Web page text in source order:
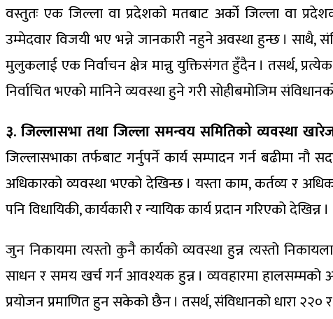
वस्तुतः एक जिल्ला वा प्रदेशको मतबाट अर्को जिल्ला वा
उम्मेदवार विजयी भए भन्ने जानकारी नहुने अवस्था हुन्छ । साथै,
मुलुकलाई एक निर्वाचन क्षेत्र मान्नु युक्तिसंगत हुँदैन । तसर्थ,
निर्वाचित भएको मानिने व्यवस्था हुने गरी सोहीबमोजिम
३. जिल्लासभा तथा जिल्ला समन्वय समितिको व्यवस्था
जिल्लासभाका तर्फबाट गर्नुपर्ने कार्य सम्पादन गर्न बढीमा
अधिकारको व्यवस्था भएको देखिन्छ । यस्ता काम, कर्तव्य र
पनि विधायिकी, कार्यकारी र न्यायिक कार्य प्रदान गरिएको देखिन्न ।
जुन निकायमा त्यस्तो कुनै कार्यको व्यवस्था हुन्न त्यस्तो
साधन र समय खर्च गर्न आवश्यक हुन्न । व्यवहारमा हालसम्मको
प्रयोजन प्रमाणित हुन सकेको छैन । तसर्थ, संविधानको धारा